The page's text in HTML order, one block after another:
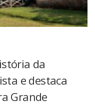
da
e destaca
Grande